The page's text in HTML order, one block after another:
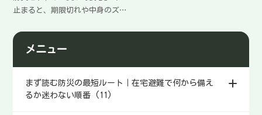
止まると、期限切れや中身のズ
るか、足すか、減らすかを迷わ
ないように、更新の判断基準と
メニュー
まず読む防災の最短ルート｜在宅避難で何から備え
るか迷わない順番 (11)